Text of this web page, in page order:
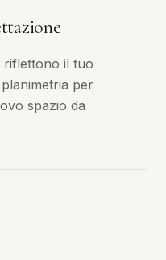
riflettono il tuo
per
spazio da